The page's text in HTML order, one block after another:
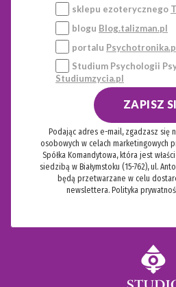
sklepu ezoterycznego
blogu Blog.talizman.pl
portalu
Studium Psychologii
Studiumzycia.pl
ZAPISZ
Podając adres e-mail, zgadzasz się
osobowych w celach marketingowych
Spółka Komandytowa, która jest
siedzibą w Białymstoku (15-762), ul.
będą przetwarzane w celu
newslettera. Polityka